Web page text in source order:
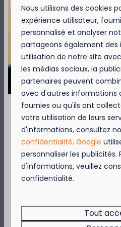
VTT
Le réseau cyclable
garantie de grands
emmène à travers de
balnéaires agréables
charmants dans les
September =
Geniet van 2 t.e.m. 28
korting op de mosselprijs
wanneer je een verblijf
Deze actie is geldig in de
Brasserie VierTorrein
& Terracein Westende.
Nous utilisons des cookies
expérience utilisateur,
personnalisé et analyser
partageons également
utilisation de notre site
les médias sociaux, la
partenaires peuvent
avec d'autres informations
fournies ou qu'ils ont
votre utilisation de leurs
d'informations, consultez
confidentialité.Google
personnaliser les publicités.
d'informations, veuillez
confidentialité.
Tout